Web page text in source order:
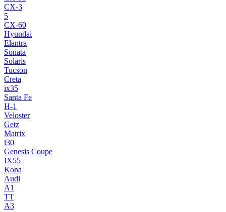
CX-3
5
CX-60
Hyundai
Elantra
Sonata
Solaris
Tucson
Creta
ix35
Santa Fe
H-1
Veloster
Getz
Matrix
i30
Genesis Coupe
IX55
Kona
Audi
A1
TT
A3